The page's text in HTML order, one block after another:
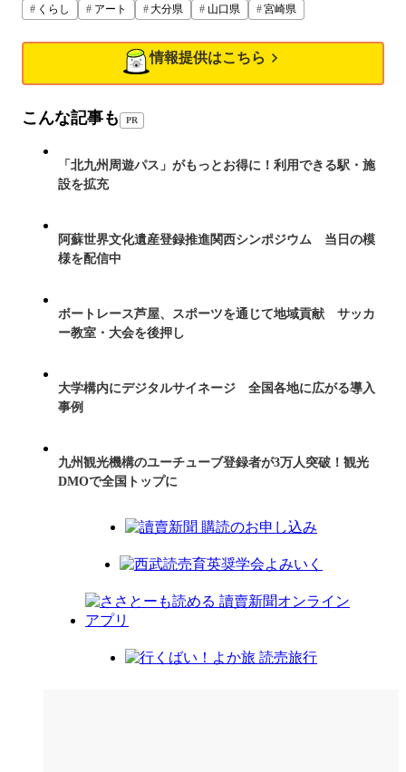
くらし
アート 大分県 山口県 宮崎県
情報提供はこちら
こんな記事も PR
「北九州周遊パス」がもっとお得に！利用できる駅・施
設を拡充
阿蘇世界文化遺産登録推進関西シンポジウム 当日の模
様を配信中
ボートレース芦屋、スポーツを通じて地域貢献 サッカ
ー教室・大会を後押し
大学構内にデジタルサイネージ 全国各地に広がる導入
事例
九州観光機構のユーチューブ登録者が3万人突破！観光
DMOで全国トップに